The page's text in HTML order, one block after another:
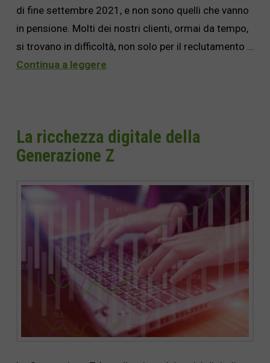
di fine settembre 2021, e non sono quelli che vanno
in pensione. Molti dei nostri clienti, ormai da tempo,
si trovano in difficoltà, non solo per il reclutamento …
Continua a leggere
La ricchezza digitale della
Generazione Z